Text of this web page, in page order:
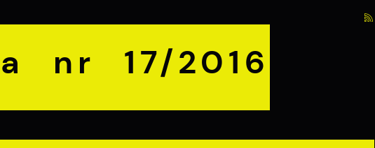
nr 17/2016